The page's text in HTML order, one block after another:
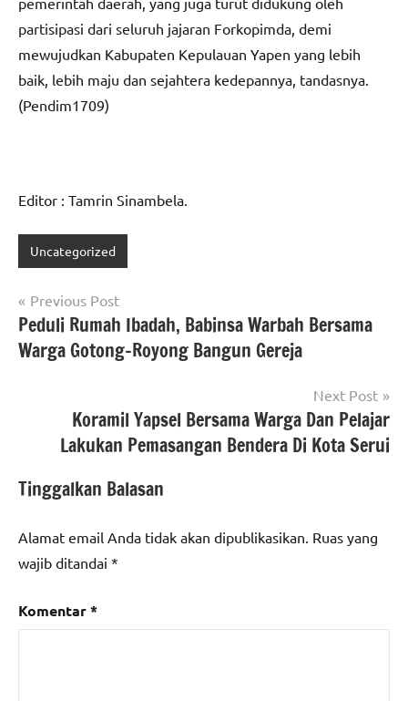
partisipasi dari seluruh jajaran Forkopimda, demi
mewujudkan Kabupaten Kepulauan Yapen yang lebih
baik, lebih maju dan sejahtera kedepannya, tandasnya.
(Pendim1709)
Editor : Tamrin Sinambela.
Uncategorized
Navigasi
pos
Previous Post
Peduli Rumah Ibadah, Babinsa Warbah Bersama
Warga Gotong-Royong Bangun Gereja
Next Post
Koramil Yapsel Bersama Warga Dan Pelajar
Lakukan Pemasangan Bendera Di Kota Serui
Tinggalkan Balasan
Alamat email Anda tidak akan dipublikasikan. Ruas yang
wajib ditandai *
Komentar*